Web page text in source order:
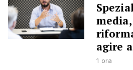
agire
1 ora